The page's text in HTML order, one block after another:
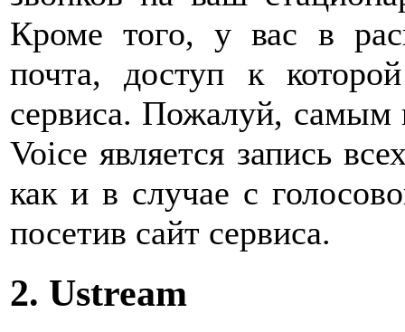
Кроме того, у вас в
почта, доступ к
сервиса. Пожалуй,
Voice является запись
как и в случае с
посетив сайт сервиса.
2. Ustream